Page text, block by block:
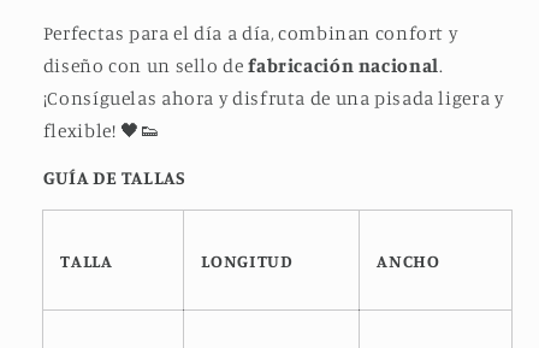
Perfectas para el día a día, combinan confort y
diseño con un sello defabricación nacional.
¡Consíguelas ahora y disfruta de una pisada ligera y
flexible! 🖤👟
GUÍA DE TALLAS
TALLA LONGITUD ANCHO